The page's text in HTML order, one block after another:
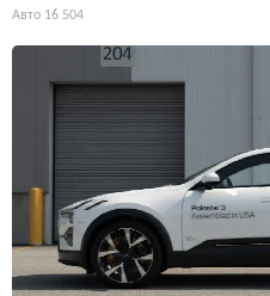
Авто 16 504